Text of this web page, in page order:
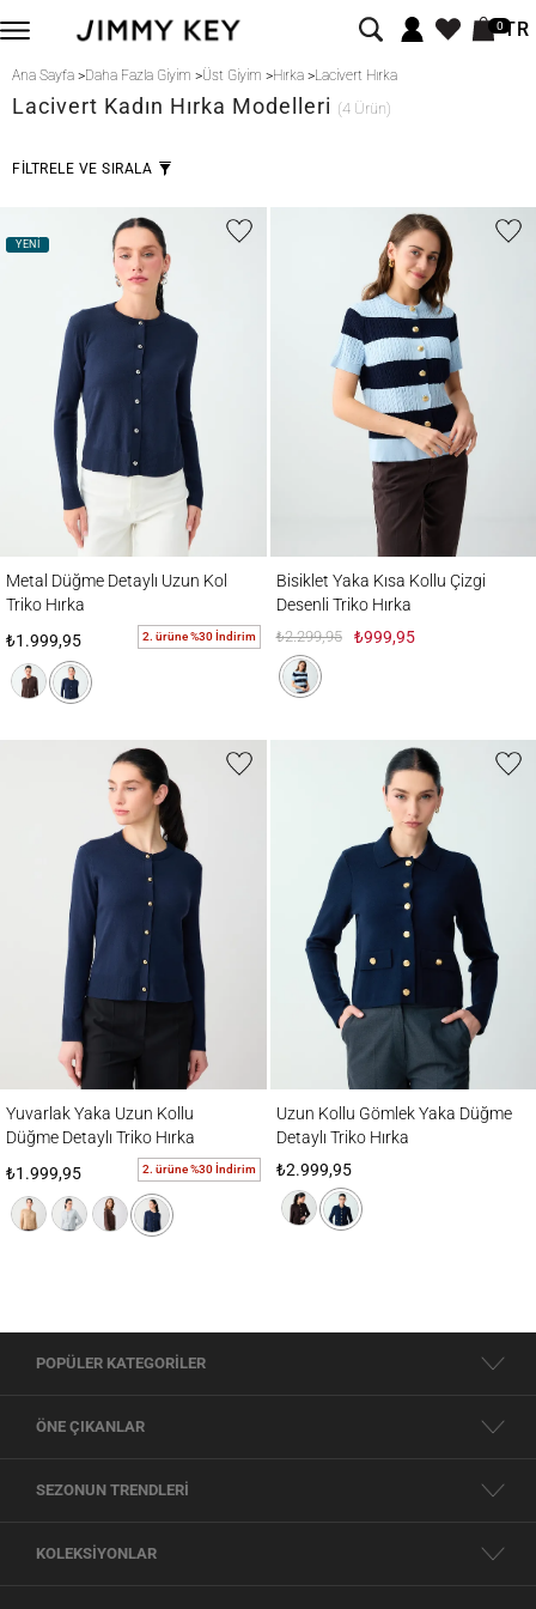
0TR
Ana Sayfa >Daha Fazla Giyim >Üst Giyim >Hırka >Lacivert Hırka
Lacivert Kadın Hırka Modelleri (4 Ürün)
FİLTRELE VE SIRALA
YENİ
Metal Düğme Detaylı Uzun Kol
Triko Hırka
₺1.999,95
2. ürüne %30 İndirim
Bisiklet Yaka Kısa Kollu Çizgi
Desenli Triko Hırka
₺2.299,95 ₺999,95
Yuvarlak Yaka Uzun Kollu
Düğme Detaylı Triko Hırka
₺1.999,95
2. ürüne %30 İndirim
Uzun Kollu Gömlek Yaka Düğme
Detaylı Triko Hırka
₺2.999,95
POPÜLER KATEGORİLER
ÖNE ÇIKANLAR
SEZONUN TRENDLERİ
KOLEKSİYONLAR